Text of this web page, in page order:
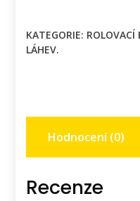
množství
KATEGORIE:
LÁHEV.
Hodnocení (0)
Recenze